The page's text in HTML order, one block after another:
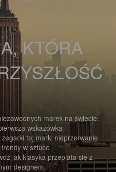
KTÓRA
marek na świecie.
wskazówka
tej marki nieprzerwanie
w sztuce
jak klasyka przeplata się z
designem.